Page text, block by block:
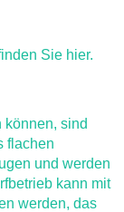
Sie hier.
können, sind
flachen
und werden
kann mit
werden, das